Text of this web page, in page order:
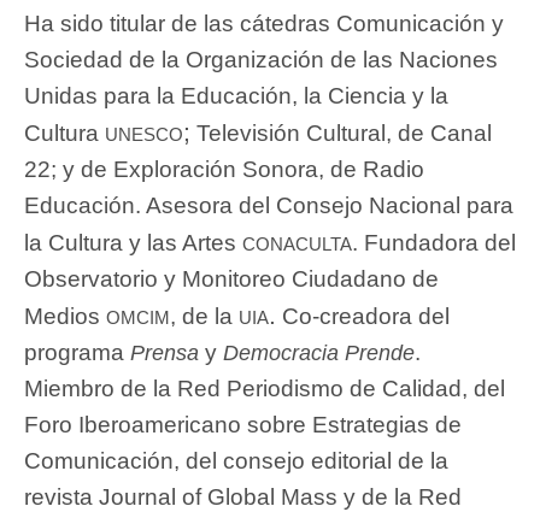
Ha sido titular de las cátedras Comunicación y
Sociedad de la Organización de las Naciones
Unidas para la Educación, la Ciencia y la
Cultura unesco; Televisión Cultural, de Canal
22; y de Exploración Sonora, de Radio
Educación. Asesora del Consejo Nacional para
la Cultura y las Artes conaculta. Fundadora del
Observatorio y Monitoreo Ciudadano de
Medios omcim, de la uia. Co-creadora del
programa Prensa y Democracia Prende.
Miembro de la Red Periodismo de Calidad, del
Foro Iberoamericano sobre Estrategias de
Comunicación, del consejo editorial de la
revista Journal of Global Mass y de la Red